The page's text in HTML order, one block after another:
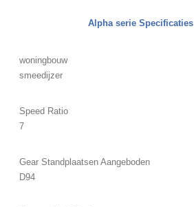
Alpha serie Specificaties
woningbouw
smeedijzer
Speed ​​Ratio
7
Gear Standplaatsen Aangeboden
D94